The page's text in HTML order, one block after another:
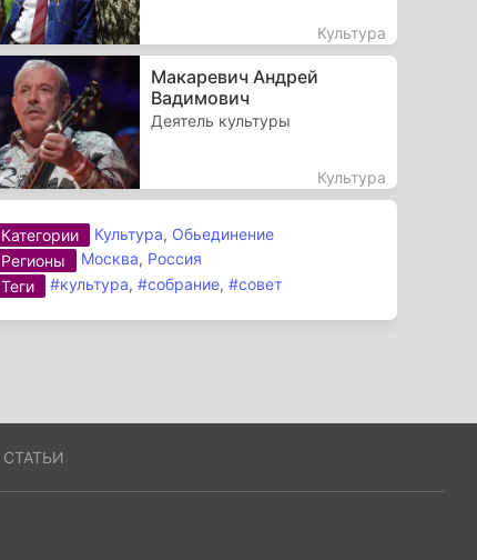
Культура
Макаревич Андрей
Вадимович
Деятель культуры
Культура
Категории Культура, Обьединение
Регионы
Москва, Россия
Теги
#культура,#собрание,#совет
СТАТЬИ